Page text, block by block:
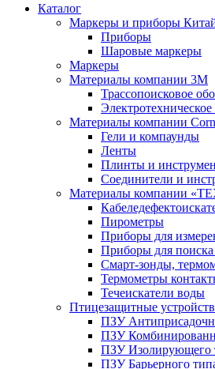
Каталог
Маркеры и приборы
Приборы
Шаровые маркеры
Маркеры
Материалы компании 3М
Трассопоисковое
Материалы компании
Гели и компаунды
Ленты
Плинты и
Соединители и
Материалы компании
Пирометры
Приборы для
Приборы для
Смарт-зонды,
Термометры
Течеискатели воды
Птицезащитные
ПЗУ
ПЗУ
ПЗУ Изолирующего
ПЗУ Барьерного